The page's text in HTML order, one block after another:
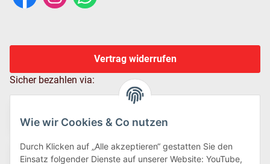
Wie wir Cookies & Co nutzen
Durch Klicken auf „Alle akzeptieren“ gestatten Sie den
Einsatz folgender Dienste auf unserer Website: YouTube,
Vertrag widerrufen
Sicher bezahlen via: